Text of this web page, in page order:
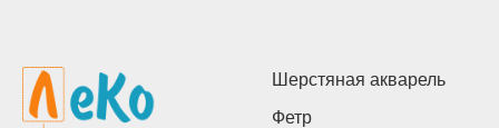
Шерстяная акварель
Фетр